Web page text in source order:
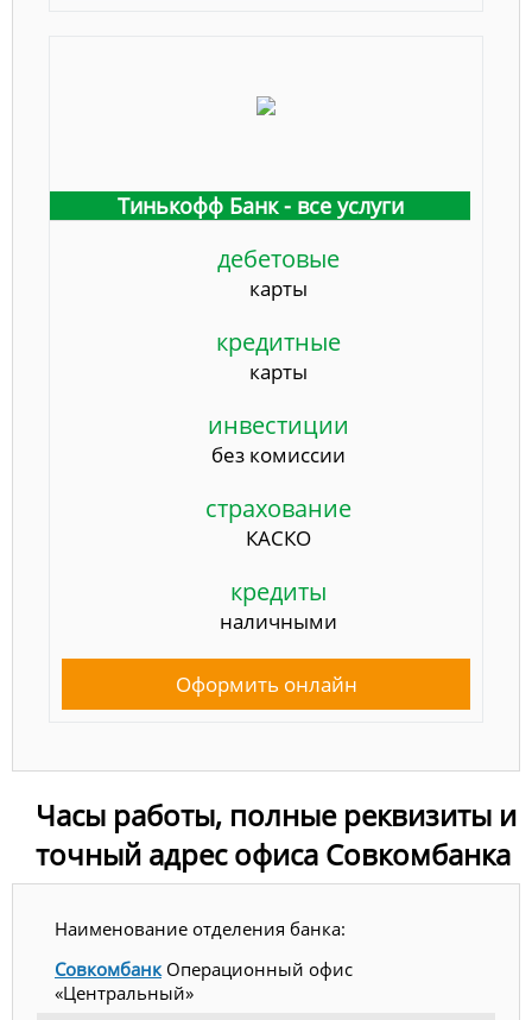
Тинькофф Банк - все услуги
дебетовые
карты
кредитные
карты
инвестиции
без комиссии
страхование
КАСКО
кредиты
наличными
Оформить онлайн
Часы работы, полные реквизиты и
точный адрес офиса Совкомбанка
Наименование отделения банка:
СовкомбанкОперационный офис
«Центральный»